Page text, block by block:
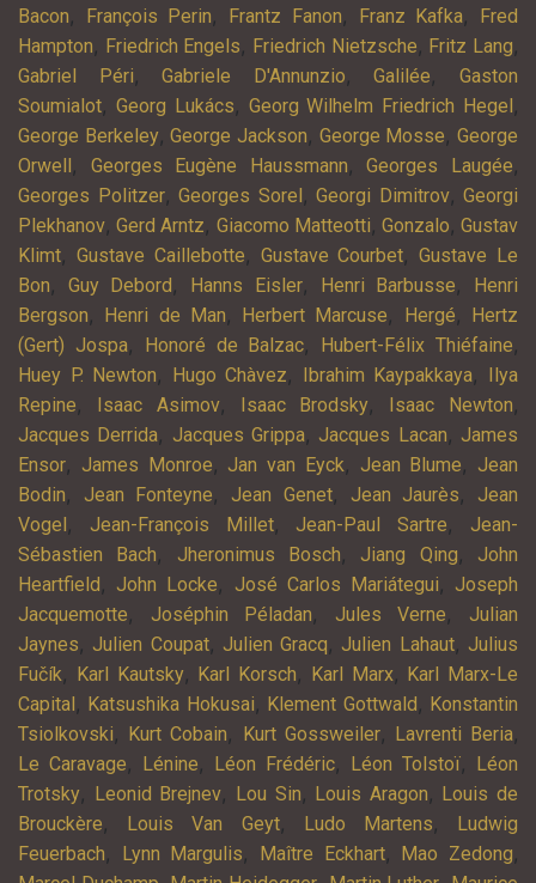
Bacon, François Perin, Frantz Fanon, Franz Kafka,
Fred
Hampton, Friedrich Engels, Friedrich Nietzsche, Fritz Lang,
Gabriel Péri,Gabriele D'Annunzio,Galilée,Gaston
Soumialot, Georg Lukács, Georg Wilhelm Friedrich Hegel ,
George Berkeley,George Jackson, George Mosse,George
Orwell , Georges Eugène Haussmann,Georges Laugée,
Georges Politzer, Georges Sorel , Georgi Dimitrov, Georgi
Plekhanov,Gerd Arntz, Giacomo Matteotti, Gonzalo,Gustav
Klimt, Gustave Caillebotte, Gustave Courbet,Gustave Le
Bon, Guy Debord , Hanns Eisler, Henri Barbusse,
Henri
Bergson, Henri de Man, Herbert Marcuse, Hergé,
Hertz
(Gert) Jospa, Honoré de Balzac, Hubert-Félix Thiéfaine,
Huey P. Newton, Hugo Chàvez, Ibrahim Kaypakkaya,
Ilya
Repine, Isaac Asimov, Isaac Brodsky, Isaac Newton,
Jacques Derrida, Jacques Grippa, Jacques Lacan, James
Ensor, James Monroe, Jan van Eyck, Jean Blume, Jean
Bodin, Jean Fonteyne, Jean Genet, Jean Jaurès, Jean
Vogel , Jean-François Millet, Jean-Paul Sartre, Jean-
Sébastien Bach, Jheronimus Bosch, Jiang Qing, John
Heartfield , John Locke, José Carlos Mariátegui, Joseph
Jacquemotte, Joséphin Péladan, Jules Verne, Julian
Jaynes, Julien Coupat, Julien Gracq, Julien Lahaut, Julius
Fučík, Karl Kautsky, Karl Korsch, Karl Marx, Karl Marx-Le
Capital , Katsushika Hokusai, Klement Gottwald , Konstantin
Tsiolkovski, Kurt Cobain, Kurt Gossweiler, Lavrenti Beria,
Le Caravage, Lénine, Léon Frédéric, Léon Tolstoï,
Léon
Trotsky, Leonid Brejnev, Lou Sin, Louis Aragon, Louis de
Brouckère, Louis Van Geyt, Ludo Martens,
Ludwig
Feuerbach, Lynn Margulis, Maître Eckhart, Mao Zedong,